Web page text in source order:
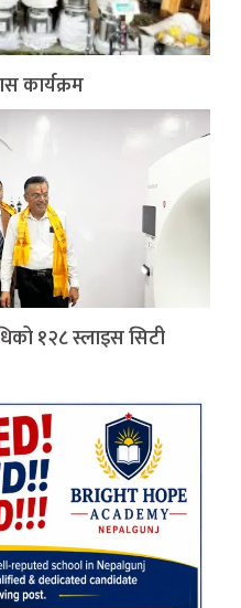
कार्यक्रम
१२८ स्लाइस सिटी